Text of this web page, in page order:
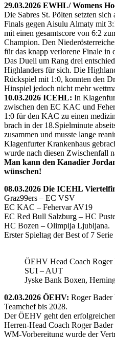
29.03.2026 EWHL/ Womens
Die Sabres St. Pölten setzten
Finals gegen Aisulu Almaty mit
mit einen gesamtscore von 6:2
Champion. Den
für das knapp verlorene Finale in
Das Duell um Rang drei
Highlanders für sich. Die
Rückspiel mit 1:0, konnten den
Hinspiel jedoch nicht mehr
10.03.2026 ICEHL: In
zwischen den EC KAC und
1:0 für den KAC zu einen
brach in der 18.Spielminute
zusammen und musste lange
Klagenfurter Krankenhaus
wurde nach diesen Zwischenfall
Man kann den Kanadier
wünschen!
08.03.2026 Die ICEHL
Graz99ers – EC VSV
EC KAC – Fehervar AV19
EC Red Bull Salzburg – HC
HC Bozen – Olimpija Ljubljana.
Erster Spieltag der Best of 7 Serie
ÖEHV Head Coach
SUI – AUT
Jyske Bank Boxen,
02.03.2026 ÖEHV: Roger
Teamchef bis 2028.
Der ÖEHV geht den
Herren-Head Coach Roger
WM-Vorbereitung wurde der